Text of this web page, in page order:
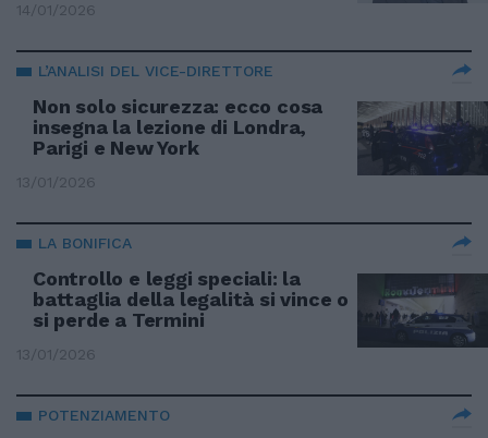
14/01/2026
L’ANALISI DEL VICE-DIRETTORE
Non solo sicurezza: ecco cosa
insegna la lezione di Londra,
Parigi e New York
13/01/2026
LA BONIFICA
Controllo e leggi speciali: la
battaglia della legalità si vince o
si perde a Termini
13/01/2026
POTENZIAMENTO